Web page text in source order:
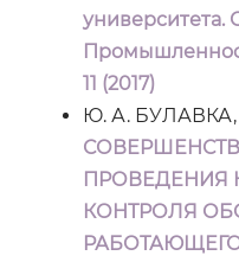
университета.
11 (2017)
Ю. А.
ПРОВЕДЕНИЯ
КОНТРОЛЯ